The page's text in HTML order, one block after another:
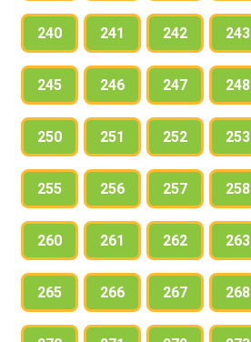
240 241 242 243
245 246 247 248
250 251 252 253
255 256 257 258
260 261 262 263
265 266 267 268